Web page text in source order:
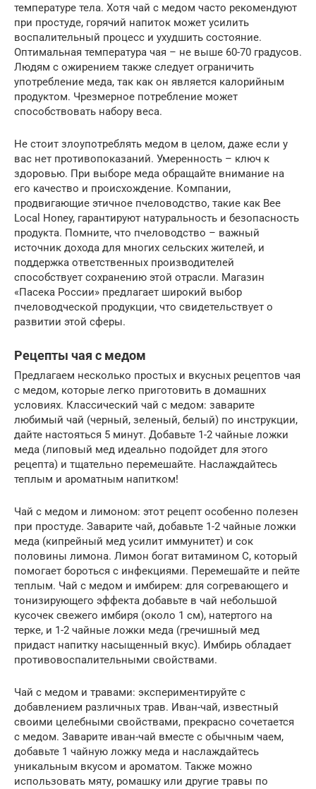
температуре тела. Хотя чай с медом часто рекомендуют
при простуде, горячий напиток может усилить
воспалительный процесс и ухудшить состояние.
Оптимальная температура чая – не выше 60-70 градусов.
Людям с ожирением также следует ограничить
употребление меда, так как он является калорийным
продуктом. Чрезмерное потребление может
способствовать набору веса.
Не стоит злоупотреблять медом в целом, даже если у
вас нет противопоказаний. Умеренность – ключ к
здоровью. При выборе меда обращайте внимание на
его качество и происхождение. Компании,
продвигающие этичное пчеловодство, такие как Bee
Local Honey, гарантируют натуральность и безопасность
продукта. Помните, что пчеловодство – важный
источник дохода для многих сельских жителей, и
поддержка ответственных производителей
способствует сохранению этой отрасли. Магазин
«Пасека России» предлагает широкий выбор
пчеловодческой продукции, что свидетельствует о
развитии этой сферы.
Рецепты чая с медом
Предлагаем несколько простых и вкусных рецептов чая
с медом, которые легко приготовить в домашних
условиях. Классический чай с медом: заварите
любимый чай (черный, зеленый, белый) по инструкции,
дайте настояться 5 минут. Добавьте 1-2 чайные ложки
меда (липовый мед идеально подойдет для этого
рецепта) и тщательно перемешайте. Наслаждайтесь
теплым и ароматным напитком!
Чай с медом и лимоном: этот рецепт особенно полезен
при простуде. Заварите чай, добавьте 1-2 чайные ложки
меда (кипрейный мед усилит иммунитет) и сок
половины лимона. Лимон богат витамином C, который
помогает бороться с инфекциями. Перемешайте и пейте
теплым. Чай с медом и имбирем: для согревающего и
тонизирующего эффекта добавьте в чай небольшой
кусочек свежего имбиря (около 1 см), натертого на
терке, и 1-2 чайные ложки меда (гречишный мед
придаст напитку насыщенный вкус). Имбирь обладает
противовоспалительными свойствами.
Чай с медом и травами: экспериментируйте с
добавлением различных трав. Иван-чай, известный
своими целебными свойствами, прекрасно сочетается
с медом. Заварите иван-чай вместе с обычным чаем,
добавьте 1 чайную ложку меда и наслаждайтесь
уникальным вкусом и ароматом. Также можно
использовать мяту, ромашку или другие травы по